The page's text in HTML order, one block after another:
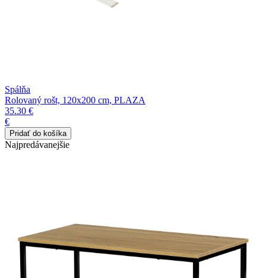
Spálňa
Rolovaný rošt, 120x200 cm, PLAZA
35.30 €
€
Najpredávanejšie